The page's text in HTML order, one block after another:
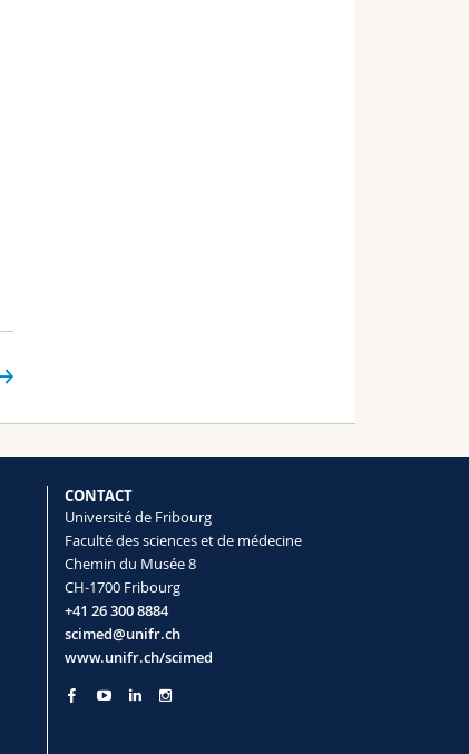
CONTACT
Université de Fribourg
Faculté des sciences et de médecine
Chemin du Musée 8
CH-1700 Fribourg
+41 26 300 8884
scimed@unifr.ch
www.unifr.ch/scimed